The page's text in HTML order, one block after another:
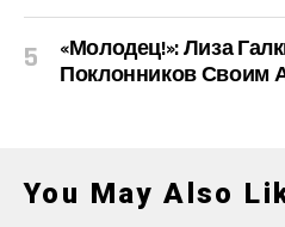
«Молодец!»: Лиза
Поклонников Своим
You May Also